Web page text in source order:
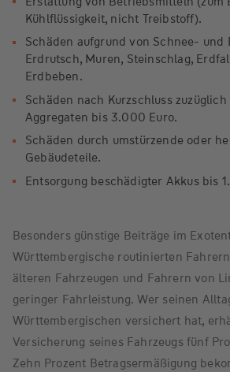
Kühlflüssigkeit, nicht Treibstoff).
Schäden aufgrund von Schnee- und
Erdrutsch, Muren, Steinschlag,
Erdbeben.
Schäden nach Kurzschluss
Aggregaten bis 3.000 Euro.
Schäden durch umstürzende oder
Gebäudeteile.
Entsorgung beschädigter Akkus bis
Besonders günstige Beiträge im
Württembergische routinierten
älteren Fahrzeugen und Fahrern von
geringer Fahrleistung. Wer seinen
Württembergischen versichert hat,
Versicherung seines Fahrzeugs fünf
Zehn Prozent Betragsermäßigung